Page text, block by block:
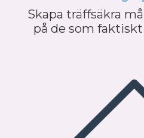
Skapa träffsäkra
på de som